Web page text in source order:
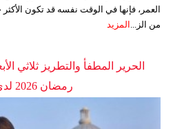
العمر، فإنها في الوقت نفسه قد تكون
من الز...
المزيد
الحرير المطفأ والتطريز ثلاثي
رمضان 2026 لدى شالكي